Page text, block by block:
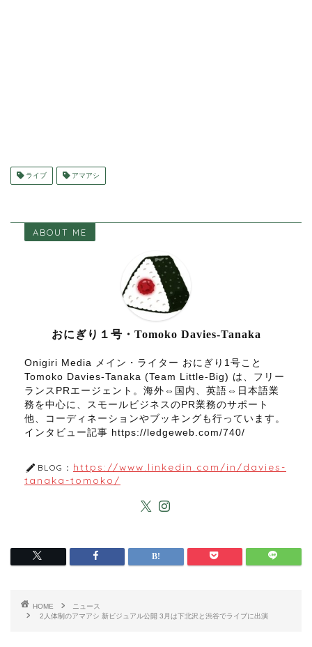
ライブ アマアシ
ABOUT ME
おにぎり１号・Tomoko Davies-Tanaka
Onigiri Media メイン・ライター おにぎり1号こと
Tomoko Davies-Tanaka (Team Little-Big) は、フリー
ランスPRエージェント。海外⇔国内、英語⇔日本語業
務を中心に、スモールビジネスのPR業務のサポート
他、コーディネーションやブッキングも行っています。
インタビュー記事 https://ledgeweb.com/740/
BLOG： https://www.linkedin.com/in/davies-
tanaka-tomoko/
HOME
ニュース
2人体制のアマアシ 新ビジュアル公開 3月は下北沢と渋谷でライブに出演